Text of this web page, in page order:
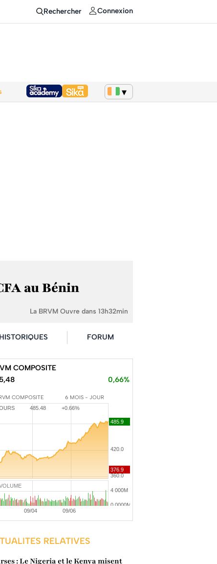
Rechercher Connexion
au Bénin
La BRVM Ouvre dans 13h32min
HISTORIQUES FORUM
COMPOSITE
0,66%
COMPOSITE 6 MOIS - JOUR
485.48 +0.66%
RELATIVES
: Le Nigeria et le Kenya misent